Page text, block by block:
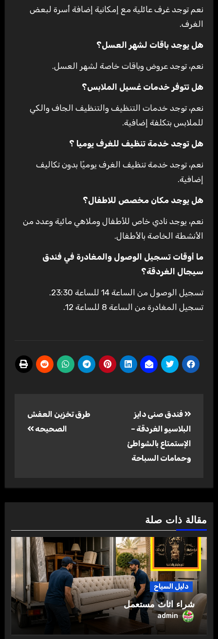
نعم توجد غرف عائلية مع إمكانية إضافة أسرة لبعض
الغرف.
هل يوجد باقات لشهر العسل؟
نعم، توجد عروض وباقات خاصة لشهر العسل.
هل تتوفر خدمات غسيل الملابس؟
نعم، توجد خدمات التنظيف والتنظيف الجاف والكي
للملابس بتكلفة إضافية.
هل توجد خدمة تنظيف للغرف يوميا ؟
نعم، توجد خدمة تنظيف الغرف يوميًا بدون تكاليف
إضافية.
هل يوجد مكان مخصص للاطفال؟
نعم، يوجد نادي خاص للأطفال وملاهي مائية وعدد من
الأنشطة الخاصة بالأطفال.
ما أوقات تسجيل الوصول والمغادرة في فندق
سيجال الغردقة؟
تسجيل الوصول من الساعة 14 للساعة 23:30.
تسجيل المغادرة من الساعة 8 للساعة 12.
المقالات
فندق صنى دايز
البلاسيو الغردقة –
الإستمتاع بالشواطئ
وحمامات السباحة
طرق تخزين العفش
الصحيحه
مقالة ذات صلة
دليل السياح
شراء اثاث مستعمل
admin